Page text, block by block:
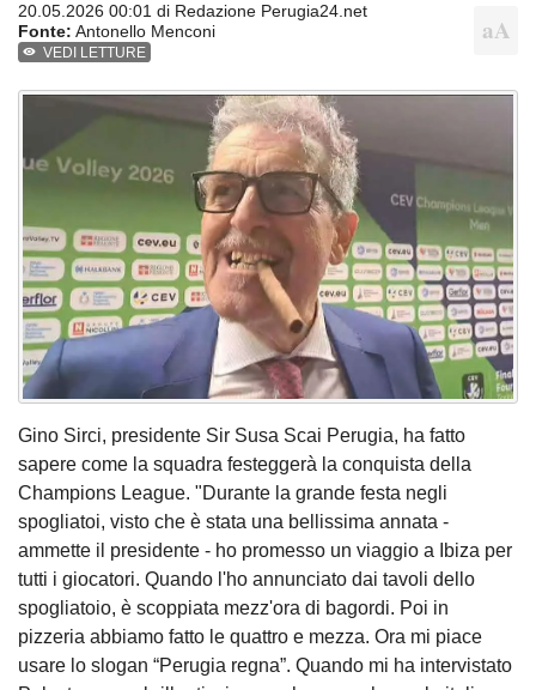
20.05.2026 00:01 di Redazione Perugia24.net
Fonte: Antonello Menconi
VEDI LETTURE
Gino Sirci, presidente Sir Susa Scai Perugia, ha fatto
sapere come la squadra festeggerà la conquista della
Champions League. "Durante la grande festa negli
spogliatoi, visto che è stata una bellissima annata -
ammette il presidente - ho promesso un viaggio a Ibiza per
tutti i giocatori. Quando l'ho annunciato dai tavoli dello
spogliatoio, è scoppiata mezz'ora di bagordi. Poi in
pizzeria abbiamo fatto le quattro e mezza. Ora mi piace
usare lo slogan “Perugia regna”. Quando mi ha intervistato